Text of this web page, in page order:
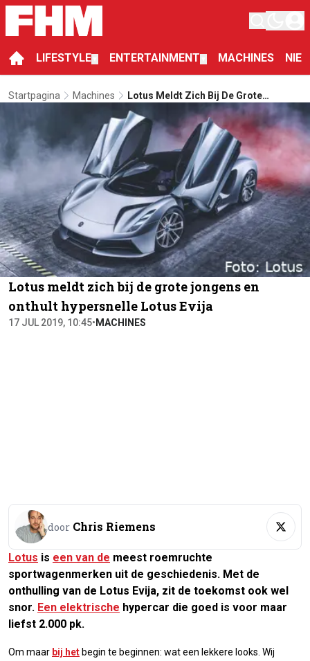
LIFESTYLE ENTERTAINMENT MACHINES
Startpagina Machines
Lotus Meldt Zich Bij De Grote
Jongens En Onthult Hypersnelle Lotus
Evija
Lotus meldt zich bij de grote jongens en
onthult hypersnelle Lotus Evija
17 JUL 2019, 10:45• MACHINES
door Chris Riemens
Lotus is een van de meest roemruchte
sportwagenmerken uit de geschiedenis. Met de
onthulling van de Lotus Evija, zit de toekomst ook wel
snor. Een elektrische hypercar die goed is voor maar
liefst 2.000 pk.
Om maar bij het begin te beginnen: wat een lekkere looks. Wij